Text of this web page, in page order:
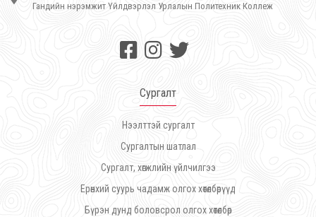
Гандийн нэрэмжит Үйлдвэрлэл Урлалын Политехник Коллеж
Сургалт
Нээлттэй сургалт
Сургалтын шатлал
Сургалт, хөгжлийн үйлчилгээ
Ерөнхий суурь чадамж олгох хөтөлбөрүүд
Бүрэн дунд боловсрол олгох хөтөлбөр